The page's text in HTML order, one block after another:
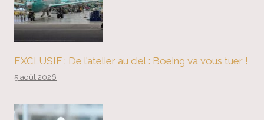
EXCLUSIF : De l’atelier au ciel : Boeing va vous tuer !
5 août 2026